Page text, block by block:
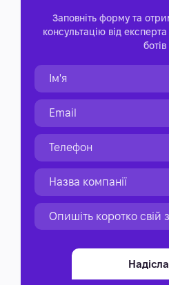
Заповніть форму та
консультацію від
ботів